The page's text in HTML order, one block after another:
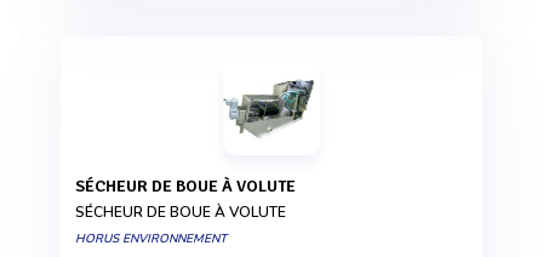
SÉCHEUR DE BOUE À VOLUTE
SÉCHEUR DE BOUE À VOLUTE
HORUS ENVIRONNEMENT